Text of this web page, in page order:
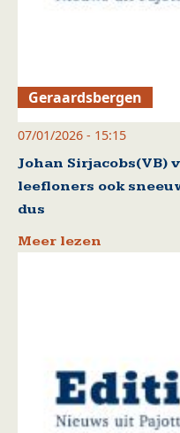
Geraardsbergen
07/01/2026 - 15:15
Johan Sirjacobs(VB)
leefloners ook
dus
Meer lezen